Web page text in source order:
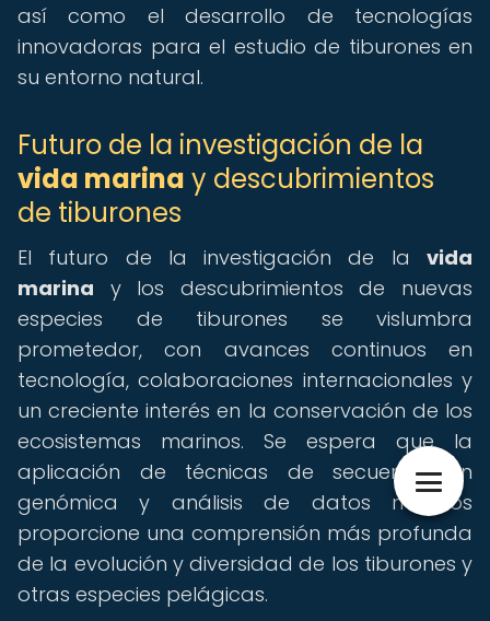
así como el desarrollo de tecnologías
innovadoras para el estudio de tiburones en
su entorno natural.
Futuro de la investigación de la
vida marina y descubrimientos
de tiburones
El futuro de la investigación de la vida
marina y los descubrimientos de nuevas
especies de tiburones se vislumbra
prometedor, con avances continuos en
tecnología, colaboraciones internacionales y
un creciente interés en la conservación de los
ecosistemas marinos. Se espera que la
aplicación de técnicas de secuenciación
genómica y análisis de datos masivos
proporcione una comprensión más profunda
de la evolución y diversidad de los tiburones y
otras especies pelágicas.